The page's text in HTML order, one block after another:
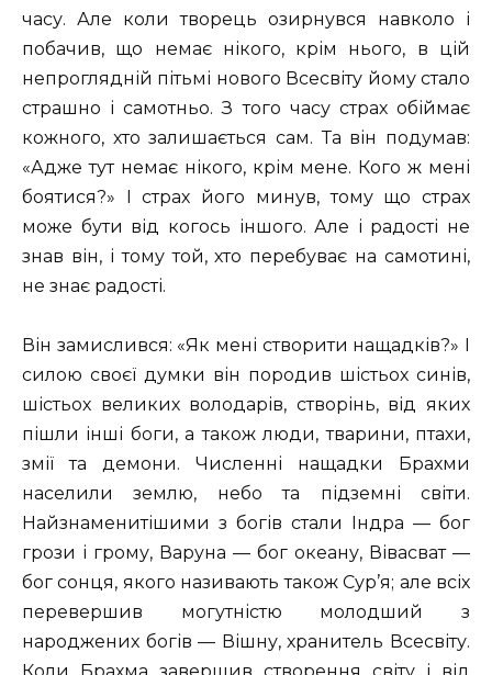
часу. Але коли творець озирнувся навколо і
побачив, що немає нікого, крім нього, в цій
непроглядній пітьмі нового Всесвіту йому стало
страшно і самотньо. З того часу страх обіймає
кожного, хто залишається сам. Та він подумав:
«Адже тут немає нікого, крім мене. Кого ж мені
боятися?» І страх його минув, тому що страх
може бути від когось іншого. Але і радості не
знав він, і тому той, хто перебуває на самотині,
не знає радості.
Він замислився: «Як мені створити нащадків?» І
силою своєї думки він породив шістьох синів,
шістьох великих володарів, створінь, від яких
пішли інші боги, а також люди, тварини, птахи,
змії та демони. Численні нащадки Брахми
населили землю, небо та підземні світи.
Найзнаменитішими з богів стали Індра — бог
грози і грому, Варуна — бог океану, Вівасват —
бог сонця, якого називають також Сур’я; але всіх
перевершив могутністю молодший з
народжених богів — Вішну, хранитель Всесвіту.